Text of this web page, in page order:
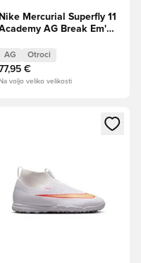
Nike Mercurial Superfly 11
AG Break Em'
AG Otroci
€
Na voljo veliko velikosti
član Modal za prijavo ali